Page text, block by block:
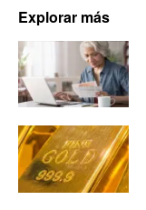
Explorar más